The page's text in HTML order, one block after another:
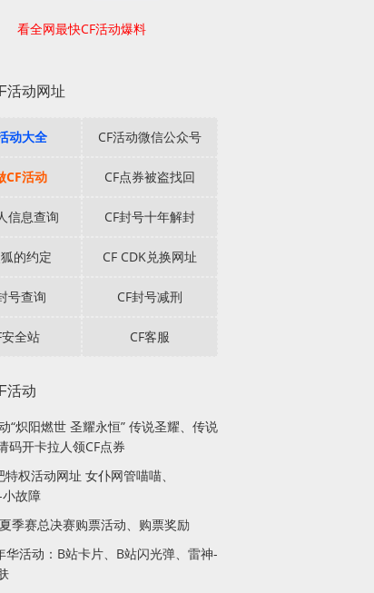
看全网最快CF活动爆料
活动网址
动大全 CF活动微信公众号
CF活动 CF点券被盗找回
信息查询 CF封号十年解封
的约定 CF CDK兑换网址
号查询 CF封号减刑
安全站 CF客服
活动
“炽阳燃世 圣耀永恒” 传说圣耀、传说
码开卡拉人领CF点券
特权活动网址 女仆网管喵喵、
故障
季赛总决赛购票活动、购票奖励
华活动：B站卡片、B站闪光弹、雷神-